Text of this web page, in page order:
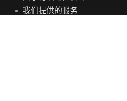
我们提供的服务